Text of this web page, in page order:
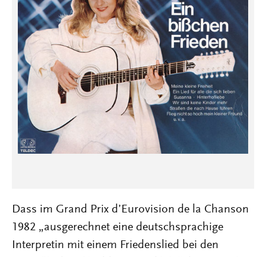
Dass im Grand Prix d’Eurovision de la Chanson
1982 „ausgerechnet eine deutschsprachige
Interpretin mit einem Friedenslied bei den